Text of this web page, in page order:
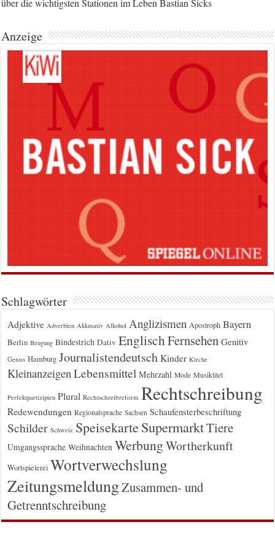
über die wichtigsten Stationen im Leben Bastian Sicks
Anzeige
Schlagwörter
Adjektive Adverbien Akkusativ Alkohol Anglizismen Apostroph Bayern
Berlin Beugung Bindestrich Dativ EnglischFernsehen Genitiv
Genus Hamburg Journalistendeutsch Kinder Kirche
Kleinanzeigen Lebensmittel Mehrzahl Mode Musiktitel
Perfektpartizipien Plural Rechtschreibreform Rechtschreibung
Redewendungen Regionalsprache Sachsen Schaufensterbeschriftung
Schilder Schweiz Speisekarte SupermarktTiere
Umgangssprache Weihnachten WerbungWortherkunft
Wortspielerei Wortverwechslung
ZeitungsmeldungZusammen- und
Getrenntschreibung